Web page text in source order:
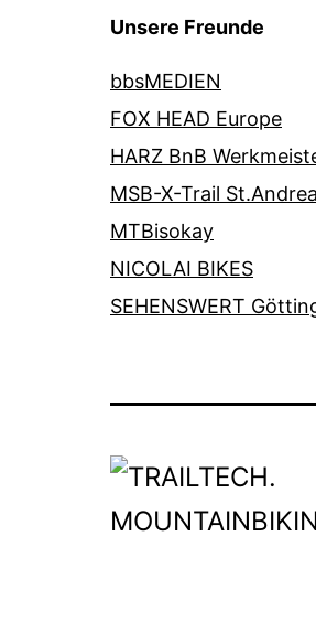
Unsere Freunde
bbsMEDIEN
FOX HEAD Europe
HARZ BnB
MSB-X-Trail
MTBisokay
NICOLAI BIKES
SEHENSWERT